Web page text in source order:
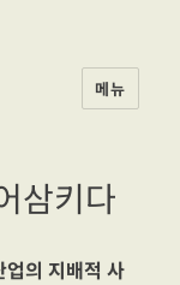
메뉴
삼키다
의 지배적 사